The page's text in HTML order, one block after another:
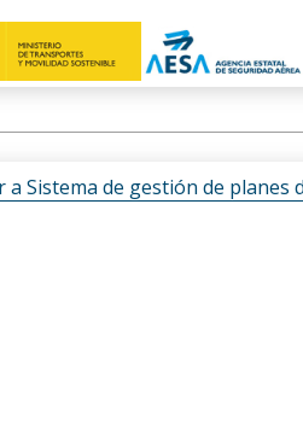
a Sistema de gestión de